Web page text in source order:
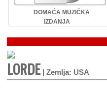
DOMAĆA MUZIČKA
IZDANJA
LORDE| Zemlja: USA